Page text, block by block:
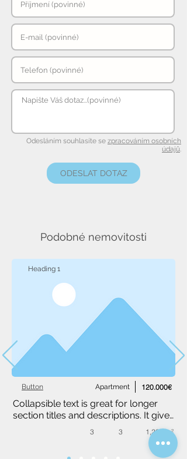
Odesláním souhlasíte se zpracováním osobních
údajů.
ODESLAT DOTAZ
Podobné nemovitosti
Heading 1
Apartment
Button 120.000€
Collapsible text is great for longer
section titles and descriptions. It gives
people access to all the info they
need, while keeping your layout
clean. Link your text to anything, or
3 3 1,234 m²